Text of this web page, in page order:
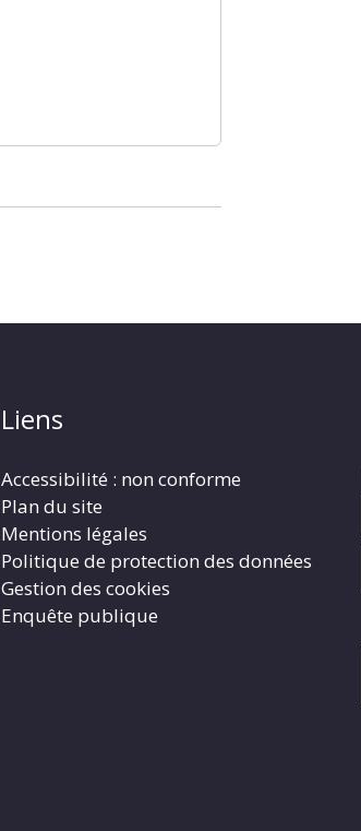
Liens
Accessibilité : non conforme
Plan du site
Mentions légales
Politique de protection des données
Gestion des cookies
Enquête publique